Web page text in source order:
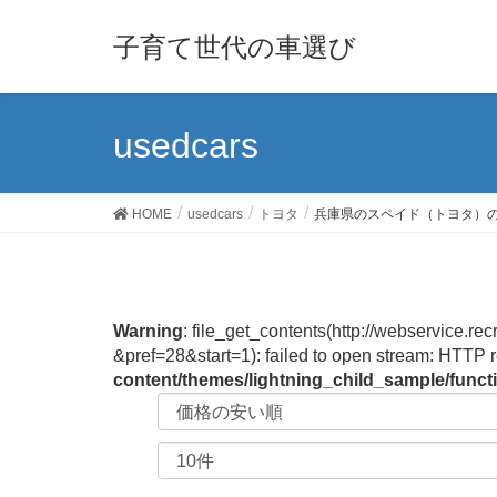
子育て世代の車選び
usedcars
HOME usedcars トヨタ 兵庫県のスペイド（トヨタ）
Warning: file_get_contents(http://
&pref=28&start=1): failed to open stream:
content/themes/lightning_child_sample/